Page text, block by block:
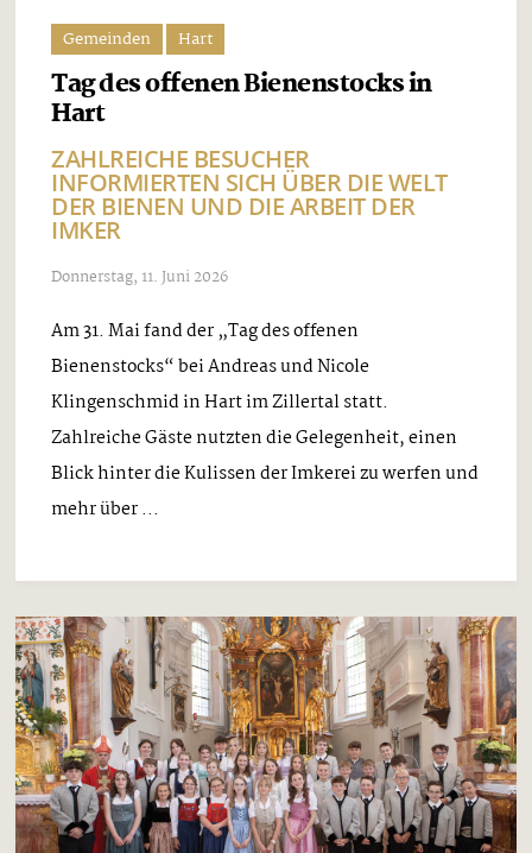
Gemeinden Hart
Tag des offenen Bienenstocks in
Hart
ZAHLREICHE BESUCHER
INFORMIERTEN SICH ÜBER DIE WELT
DER BIENEN UND DIE ARBEIT DER
IMKER
Donnerstag, 11. Juni 2026
Am 31. Mai fand der „Tag des offenen
Bienenstocks“ bei Andreas und Nicole
Klingenschmid in Hart im Zillertal statt.
Zahlreiche Gäste nutzten die Gelegenheit, einen
Blick hinter die Kulissen der Imkerei zu werfen und
mehr über ...